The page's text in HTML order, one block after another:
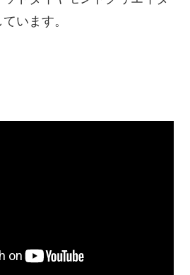
います。